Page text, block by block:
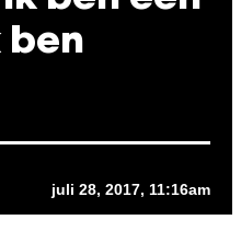
ben
juli 28, 2017, 11:16am